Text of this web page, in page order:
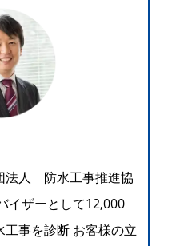
人 防水工事推進協
ザーとして12,000
事を診断 お客様の立